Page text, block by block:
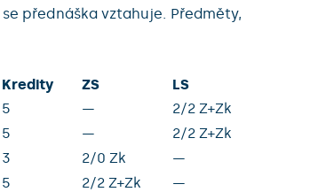
přednáška vztahuje. Předměty,
Kredity ZS LS
5 — 2/2 Z+Zk
5 — 2/2 Z+Zk
3 2/0 Zk —
5 2/2 Z+Zk —